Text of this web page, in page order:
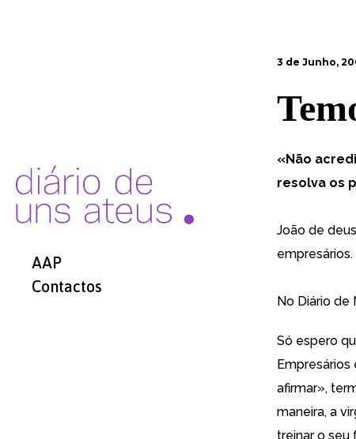
AAP
Contactos
3 de Junho,
«Não
resolva os
João de
empresários.
No Diário de
Só espero
Empresários
afirmar»,
maneira, a
treinar o